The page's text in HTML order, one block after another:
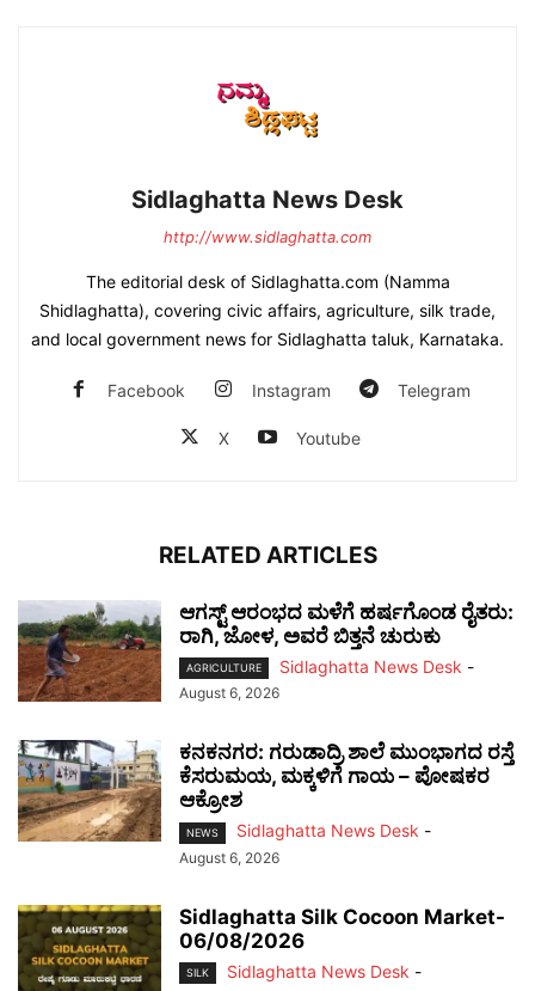
Sidlaghatta News Desk
http://www.sidlaghatta.com
The editorial desk of Sidlaghatta.com (Namma
Shidlaghatta), covering civic affairs, agriculture, silk trade,
and local government news for Sidlaghatta taluk, Karnataka.
Facebook Instagram Telegram
X Youtube
RELATED ARTICLES
ಆಗಸ್ಟ್ ಆರಂಭದ ಮಳೆಗೆ ಹರ್ಷಗೊಂಡ ರೈತರು:
ರಾಗಿ, ಜೋಳ, ಅವರೆ ಬಿತ್ತನೆ ಚುರುಕು
AGRICULTURE Sidlaghatta News Desk -
August 6, 2026
ಕನಕನಗರ: ಗರುಡಾದ್ರಿ ಶಾಲೆ ಮುಂಭಾಗದ ರಸ್ತೆ
ಕೆಸರುಮಯ, ಮಕ್ಕಳಿಗೆ ಗಾಯ – ಪೋಷಕರ
ಆಕ್ರೋಶ
NEWS Sidlaghatta News Desk -
August 6, 2026
Sidlaghatta Silk Cocoon Market-
06/08/2026
SILK Sidlaghatta News Desk -